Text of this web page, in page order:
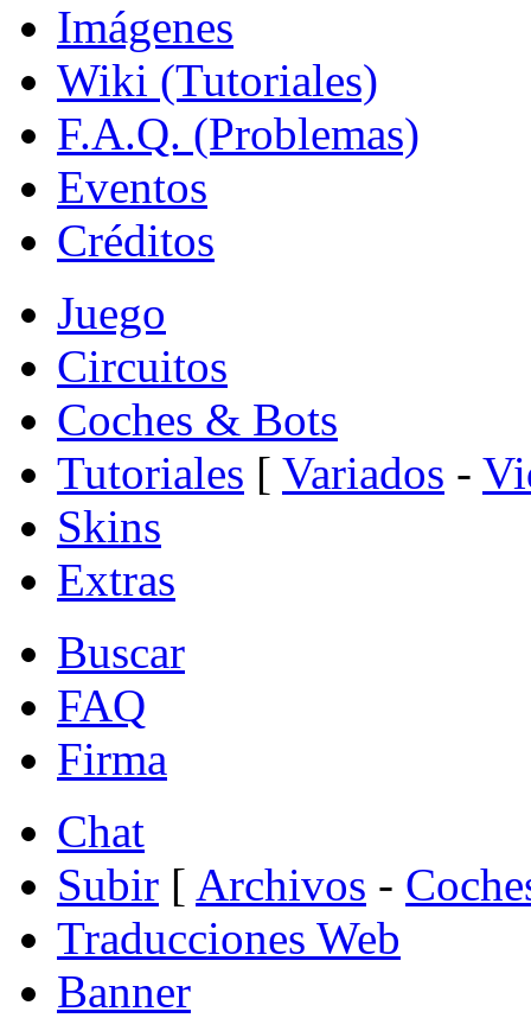
Imágenes
Wiki (Tutoriales)
F.A.Q. (Problemas)
Eventos
Créditos
Juego
Circuitos
Coches & Bots
Tutoriales [ Variados -
Skins
Extras
Buscar
FAQ
Firma
Chat
Subir [ Archivos -
Traducciones Web
Banner